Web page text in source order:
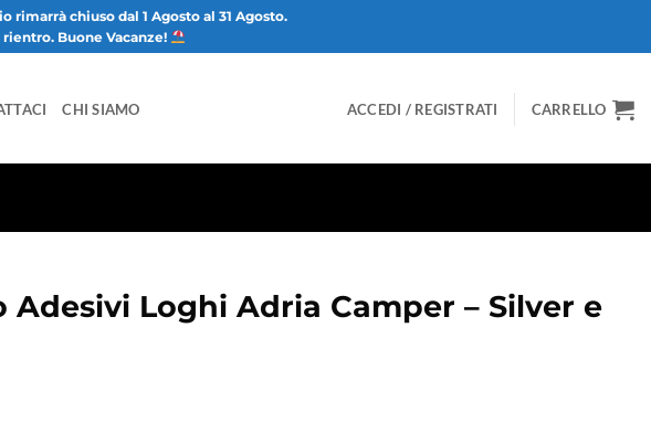
chiuso dal 1 Agosto al 31 Agosto.
Buone Vacanze!
CHI SIAMO ACCEDI / REGISTRATI CARRELLO
Adesivi Loghi Adria Camper – Silver e